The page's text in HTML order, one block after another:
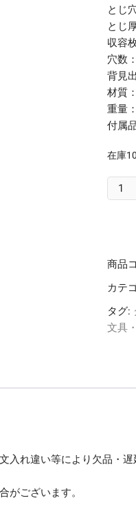
とじ
とじ
収容
穴数
背見
材質
重量
付属
在庫
(ま
と
ト
ラ
リ
ク
グ
商品
カテ
タグ:
文具
入れ違い等により欠品・
がございます。